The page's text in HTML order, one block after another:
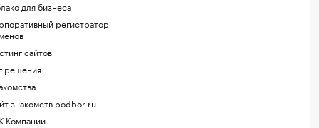
для бизнеса
регистратор
сайтов
знакомств podbor.ru
Компании